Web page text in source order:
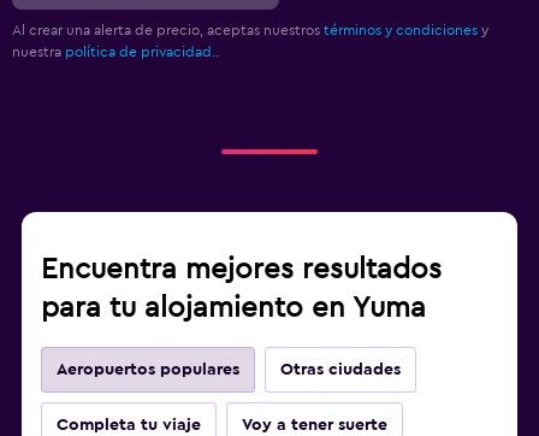
Al crear una alerta de precio, aceptas nuestros términos y condiciones y
nuestra política de privacidad.
Encuentra mejores resultados
para tu alojamiento en Yuma
Aeropuertos populares Otras ciudades
Completa tu viaje Voy a tener suerte